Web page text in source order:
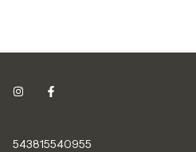
543815540955